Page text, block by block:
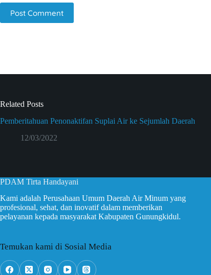
Post Comment
Related Posts
Pemberitahuan Penonaktifan Suplai Air ke Sejumlah Daerah
12/03/2022
PDAM Tirta Handayani
Kami adalah Perusahaan Umum Daerah Air Minum yang
profesional, sehat, dan inovatif dalam memberikan
pelayanan kepada masyarakat Kabupaten Gunungkidul.
Temukan kami di Sosial Media